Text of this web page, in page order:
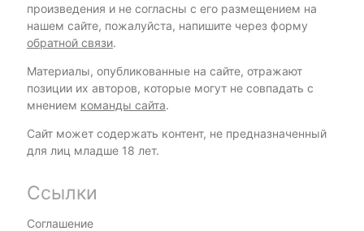
произведения и не согласны с его размещением на
нашем сайте, пожалуйста, напишите через форму
обратной связи.
Материалы, опубликованные на сайте, отражают
позиции их авторов, которые могут не совпадать с
мнением команды сайта.
Сайт может содержать контент, не предназначенный
для лиц младше 18 лет.
Ссылки
Соглашение